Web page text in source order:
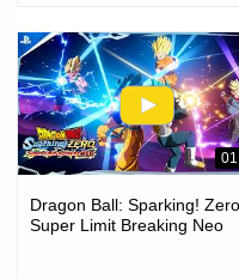
Dragon Ball: Sparking!
Super Limit Breaking Neo